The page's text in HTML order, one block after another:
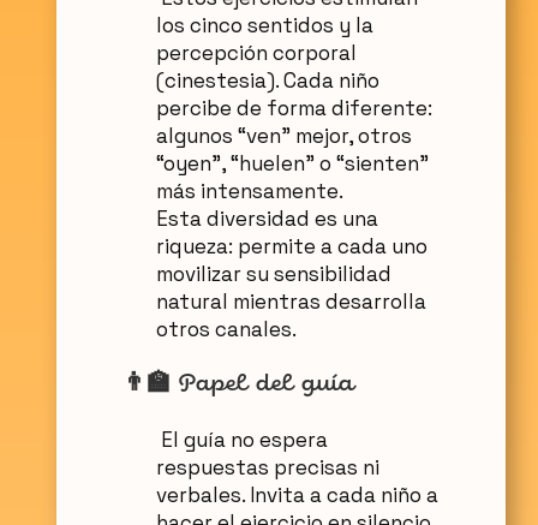
los cinco sentidos y la
percepción corporal
(cinestesia). Cada niño
percibe de forma diferente:
algunos “ven” mejor, otros
“oyen”, “huelen” o “sienten”
más intensamente.
Esta diversidad es una
riqueza: permite a cada uno
movilizar su sensibilidad
natural mientras desarrolla
otros canales.
👨‍🏫 Papel del guía
El guía no espera
respuestas precisas ni
verbales. Invita a cada niño a